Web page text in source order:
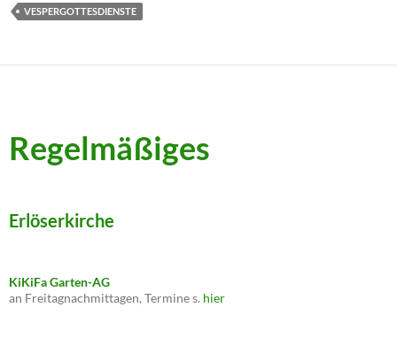
VESPERGOTTESDIENSTE
Regelmäßiges
Erlöserkirche
KiKiFa Garten-AG
an Freitagnachmittagen, Termine s. hier